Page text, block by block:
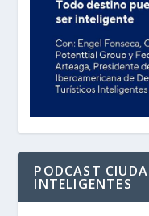
PODCAST
INTELIGENTES